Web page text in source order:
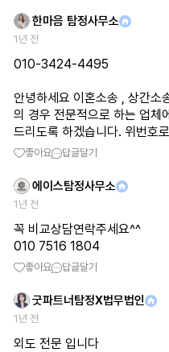
한마음 탐정사무소
1년 전
010-3424-4495
안녕하세요 이혼소송 , 상간소
의 경우 전문적으로 하는 업체
드리도록 하겠습니다. 위번호
좋아요 답글달기
에이스탐정사무소
1년 전
꼭 비교상담연락주세요^^
010 7516 1804
좋아요 답글달기
굿파트너탐정X법무법인
1년 전
외도 전문 입니다